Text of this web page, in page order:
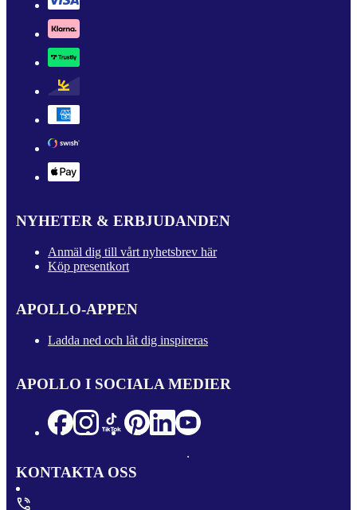
NYHETER & ERBJUDANDEN
Anmäl dig till vårt nyhetsbrev här
Köp presentkort
APOLLO-APPEN
Ladda ned och låt dig inspireras
APOLLO I SOCIALA MEDIER
KONTAKTA OSS